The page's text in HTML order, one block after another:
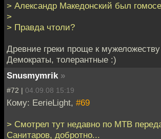
> Александр Македонский был
>
> Правда чтоли?
Древние греки проще к
Демократы, толерантные :)
Snusmymrik »
#72 | 04.09.08 15:19
Кому: EerieLight, #69
> Смотрел тут недавно по МТВ
Санитаров, добротно...